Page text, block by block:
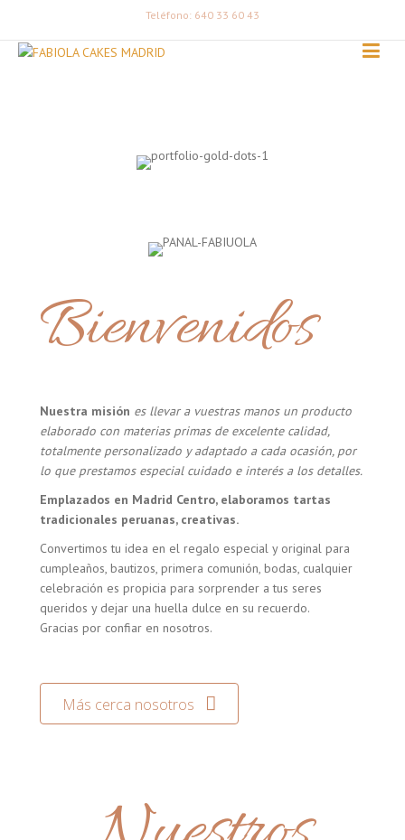
Teléfono: 640 33 60 43
Bienvenidos
Nuestra misión es llevar a vuestras manos un producto
elaborado con materias primas de excelente calidad,
totalmente personalizado y adaptado a cada ocasión, por
lo que prestamos especial cuidado e interés a los detalles.
Emplazados en Madrid Centro, elaboramos tartas
tradicionales peruanas, creativas.
Convertimos tu idea en el regalo especial y original para
cumpleaños, bautizos, primera comunión, bodas, cualquier
celebración es propicia para sorprender a tus seres
queridos y dejar una huella dulce en su recuerdo.
Gracias por confiar en nosotros.
Más cerca nosotros